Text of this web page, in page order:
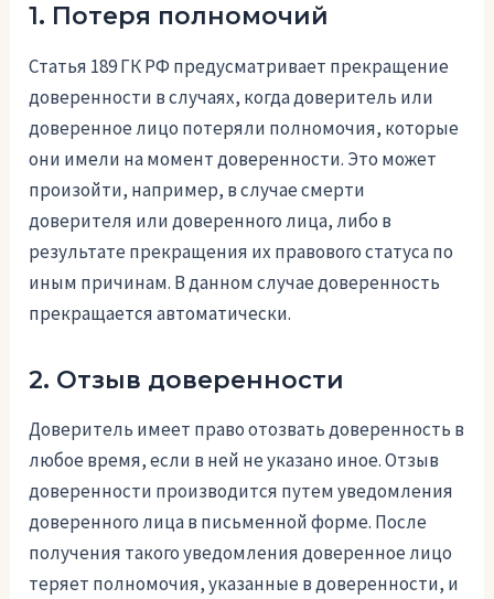
1. Потеря полномочий
Статья 189 ГК РФ предусматривает прекращение
доверенности в случаях, когда доверитель или
доверенное лицо потеряли полномочия, которые
они имели на момент доверенности. Это может
произойти, например, в случае смерти
доверителя или доверенного лица, либо в
результате прекращения их правового статуса по
иным причинам. В данном случае доверенность
прекращается автоматически.
2. Отзыв доверенности
Доверитель имеет право отозвать доверенность в
любое время, если в ней не указано иное. Отзыв
доверенности производится путем уведомления
доверенного лица в письменной форме. После
получения такого уведомления доверенное лицо
теряет полномочия, указанные в доверенности, и